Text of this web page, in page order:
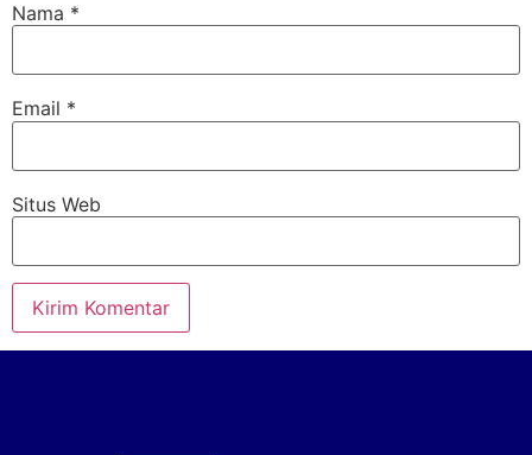
Nama *
Email *
Situs Web